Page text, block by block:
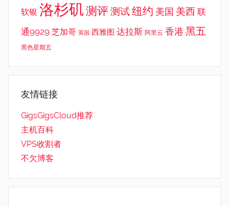
软银 洛杉矶 测评测试纽约 美国 美西 联
通9929 芝加哥 英国 西雅图 达拉斯 阿里云 香港 黑五
黑色星期五
友情链接
GigsGigsCloud推荐
主机百科
VPS收割者
不欠博客